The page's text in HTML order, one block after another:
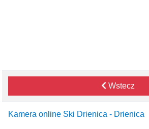
Wstecz
Kamera online Ski Drienica - Drienica